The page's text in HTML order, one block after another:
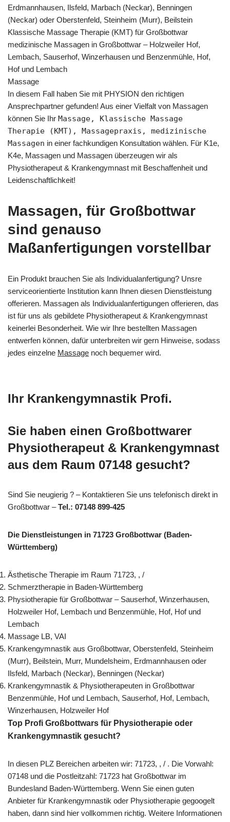
Erdmannhausen, Ilsfeld, Marbach (Neckar), Benningen
(Neckar) oder Oberstenfeld, Steinheim (Murr), Beilstein
Klassische Massage Therapie (KMT) für Großbottwar
medizinische Massagen in Großbottwar – Holzweiler Hof,
Lembach, Sauserhof, Winzerhausen und Benzenmühle, Hof,
Hof und Lembach
Massage
In diesem Fall haben Sie mit PHYSION den richtigen
Ansprechpartner gefunden! Aus einer Vielfalt von Massagen
können Sie Ihr Massage, Klassische Massage
Therapie (KMT), Massagepraxis, medizinische
Massagen in einer fachkundigen Konsultation wählen. Für K1e,
K4e, Massagen und Massagen überzeugen wir als
Physiotherapeut & Krankengymnast mit Beschaffenheit und
Leidenschaftlichkeit!
Massagen, für Großbottwar
sind genauso
Maßanfertigungen vorstellbar
Ein Produkt brauchen Sie als Individualanfertigung? Unsre
serviceorientierte Institution kann Ihnen diesen Dienstleistung
offerieren. Massagen als Individualanfertigungen offerieren, das
ist für uns als gebildete Physiotherapeut & Krankengymnast
keinerlei Besonderheit. Wie wir Ihre bestellten Massagen
entwerfen können, dafür unterbreiten wir gern Hinweise, sodass
jedes einzelne Massage noch bequemer wird.
Ihr Krankengymnastik Profi.
Sie haben einen Großbottwarer
Physiotherapeut & Krankengymnast
aus dem Raum 07148 gesucht?
Sind Sie neugierig ? – Kontaktieren Sie uns telefonisch direkt in
Großbottwar –Tel.: 07148 899-425
Die Dienstleistungen in 71723 Großbottwar (Baden-
Württemberg)
Ästhetische Therapie im Raum 71723, , /
Schmerztherapie in Baden-Württemberg
Physiotherapie für Großbottwar – Sauserhof, Winzerhausen,
Holzweiler Hof, Lembach und Benzenmühle, Hof, Hof und
Lembach
Massage LB, VAI
Krankengymnastik aus Großbottwar, Oberstenfeld, Steinheim
(Murr), Beilstein, Murr, Mundelsheim, Erdmannhausen oder
Ilsfeld, Marbach (Neckar), Benningen (Neckar)
Krankengymnastik & Physiotherapeuten in Großbottwar
Benzenmühle, Hof und Lembach, Sauserhof, Hof, Lembach,
Winzerhausen, Holzweiler Hof
Top Profi Großbottwars für Physiotherapie oder
Krankengymnastik gesucht?
In diesen PLZ Bereichen arbeiten wir: 71723, , / . Die Vorwahl:
07148 und die Postleitzahl: 71723 hat Großbottwar im
Bundesland Baden-Württemberg. Wenn Sie einen guten
Anbieter für Krankengymnastik oder Physiotherapie gegoogelt
haben, dann sind hier vollkommen richtig. Weitere Informationen